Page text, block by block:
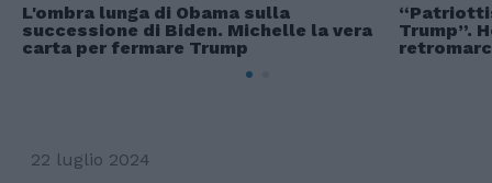
L'ombra lunga di Obama sulla
successione di Biden. Michelle la vera
carta per fermare Trump
Trump”.
22 luglio 2024